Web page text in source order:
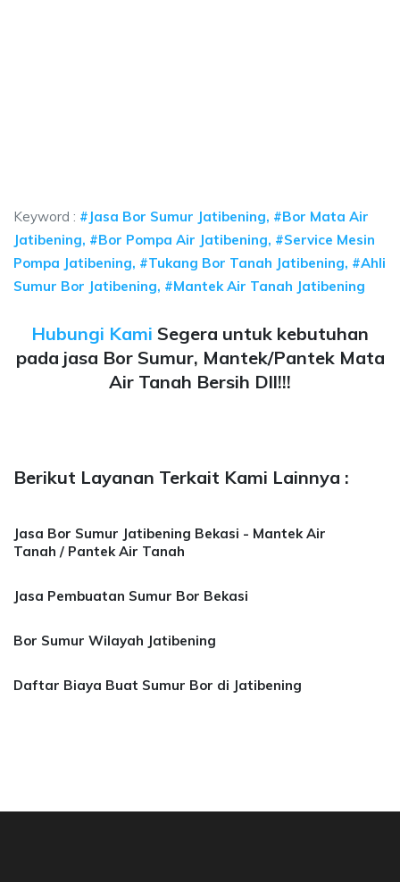
Keyword : #Jasa Bor Sumur Jatibening, #Bor Mata Air
Jatibening, #Bor Pompa Air Jatibening, #Service Mesin
Pompa Jatibening, #Tukang Bor Tanah Jatibening, #Ahli
Sumur Bor Jatibening, #Mantek Air Tanah Jatibening
Hubungi Kami Segera untuk kebutuhan
pada jasa Bor Sumur, Mantek/Pantek Mata
Air Tanah Bersih Dll!!!
Berikut Layanan Terkait Kami Lainnya :
Jasa Bor Sumur Jatibening Bekasi - Mantek Air
Tanah / Pantek Air Tanah
Jasa Pembuatan Sumur Bor Bekasi
Bor Sumur Wilayah Jatibening
Daftar Biaya Buat Sumur Bor di Jatibening